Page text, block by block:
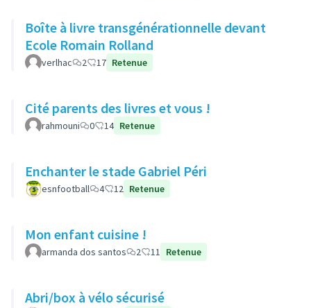
Boîte à livre transgénérationnelle devant
Ecole Romain Rolland
verlhac 2 17 Retenue
Cité parents des livres et vous !
rahmouni 0 14 Retenue
Enchanter le stade Gabriel Péri
esnfootball 4 12 Retenue
Mon enfant cuisine !
armanda dos santos 2 11 Retenue
Abri/box à vélo sécurisé